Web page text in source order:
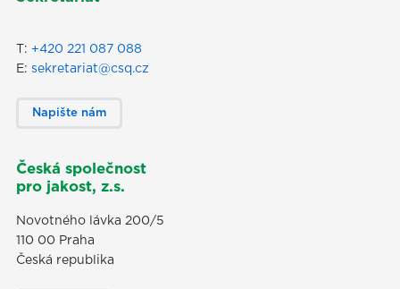
T: +420 221 087 088
E: sekretariat@csq.cz
Napište nám
Česká společnost
pro jakost, z.s.
Novotného lávka 200/5
110 00 Praha
Česká republika